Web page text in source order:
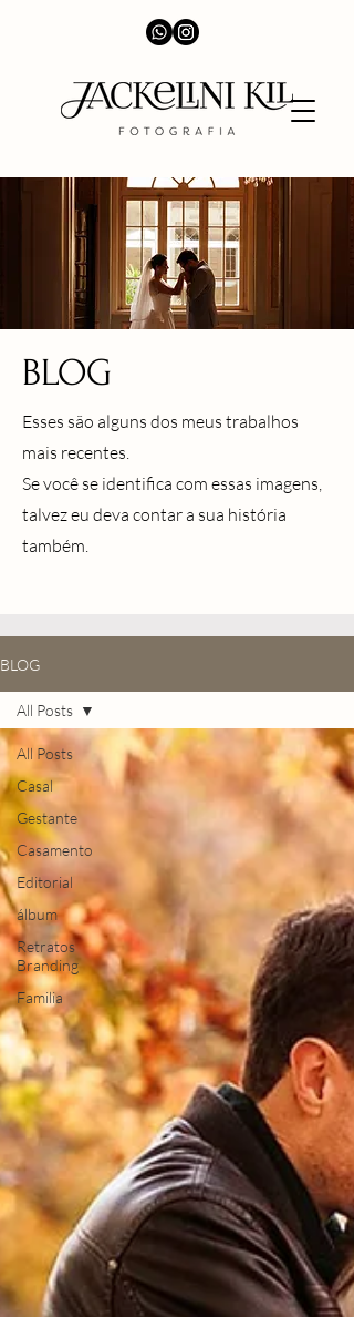
BLOG
Esses são alguns dos meus trabalhos
mais recentes.
Se você se identifica com essas imagens,
talvez eu deva contar a sua história
também.
BLOG
All Posts
Casal
Gestante
Casamento
Editorial
álbum
Retratos
Branding
Familia
All Posts